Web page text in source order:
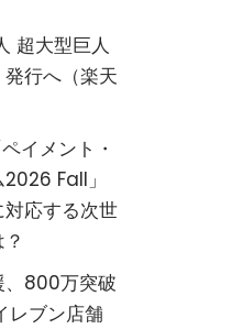
超大型巨人
行へ（楽天
イメント・
Fall」
応する次世
、800万突破
レブン店舗